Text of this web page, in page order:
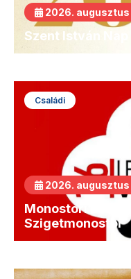
2026. augusztus
Szent István
Családi
2026. augusztus
Monostori
Szigetmonostor